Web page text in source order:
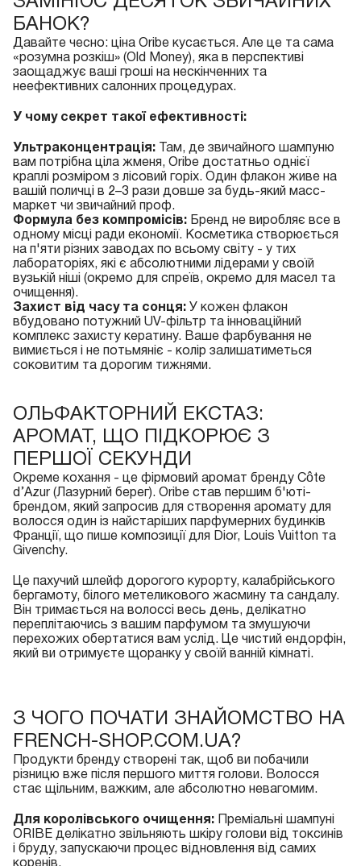
БАНОК?
Давайте чесно: ціна Oribe кусається. Але це та сама
«розумна розкіш» (Old Money), яка в перспективі
заощаджує ваші гроші на нескінченних та
неефективних салонних процедурах.
У чому секрет такої ефективності:
Ультраконцентрація: Там, де звичайного шампуню
вам потрібна ціла жменя, Oribe достатньо однієї
краплі розміром з лісовий горіх. Один флакон живе на
вашій поличці в 2–3 рази довше за будь-який масс-
маркет чи звичайний проф.
Формула без компромісів: Бренд не виробляє все в
одному місці ради економії. Косметика створюється
на п'яти різних заводах по всьому світу - у тих
лабораторіях, які є абсолютними лідерами у своїй
вузькій ніші (окремо для спреїв, окремо для масел та
очищення).
Захист від часу та сонця: У кожен флакон
вбудовано потужний UV-фільтр та інноваційний
комплекс захисту кератину. Ваше фарбування не
вимиється і не потьмяніє - колір залишатиметься
соковитим та дорогим тижнями.
ОЛЬФАКТОРНИЙ ЕКСТАЗ:
АРОМАТ, ЩО ПІДКОРЮЄ З
ПЕРШОЇ СЕКУНДИ
Окреме кохання - це фірмовий аромат бренду Côte
d’Azur (Лазурний берег). Oribe став першим б'юті-
брендом, який запросив для створення аромату для
волосся один із найстаріших парфумерних будинків
Франції, що пише композиції для Dior, Louis Vuitton та
Givenchy.
Це пахучий шлейф дорогого курорту, калабрійського
бергамоту, білого метеликового жасмину та сандалу.
Він тримається на волоссі весь день, делікатно
переплітаючись з вашим парфумом та змушуючи
перехожих обертатися вам услід. Це чистий ендорфін,
який ви отримуєте щоранку у своїй ванній кімнаті.
З ЧОГО ПОЧАТИ ЗНАЙОМСТВО НА
FRENCH-SHOP.COM.UA?
Продукти бренду створені так, щоб ви побачили
різницю вже після першого миття голови. Волосся
стає щільним, важким, але абсолютно невагомим.
Для королівського очищення: Преміальні
шампуні
ORIBE делікатно звільняють шкіру голови від токсинів
і бруду, запускаючи процес відновлення від самих
коренів.